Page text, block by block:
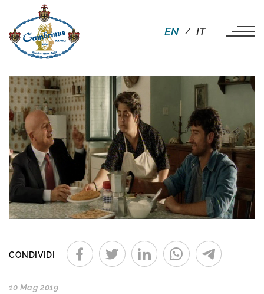
EN IT
CONDIVIDI
10 Mag 2019